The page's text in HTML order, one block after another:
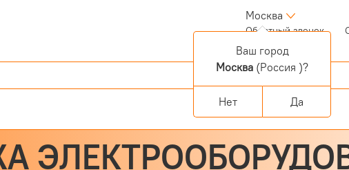
Москва
Обратный звонок
Ваш город
Москва (Россия )?
Нет Да